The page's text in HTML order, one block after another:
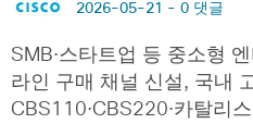
2026-05-21 - 0 댓글
SMB·스타트업 등 중소형
라인 구매 채널 신설, 국내
CBS110·CBS220·카탈리